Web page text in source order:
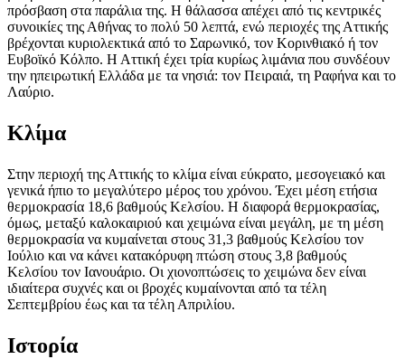
πρόσβαση στα παράλια της. Η θάλασσα απέχει από τις κεντρικές
συνοικίες της Αθήνας το πολύ 50 λεπτά, ενώ περιοχές της Αττικής
βρέχονται κυριολεκτικά από το Σαρωνικό, τον Κορινθιακό ή τον
Ευβοϊκό Κόλπο. Η Αττική έχει τρία κυρίως λιμάνια που συνδέουν
την ηπειρωτική Ελλάδα με τα νησιά: τον Πειραιά, τη Ραφήνα και το
Λαύριο.
Κλίμα
Στην περιοχή της Αττικής το κλίμα είναι εύκρατο, μεσογειακό και
γενικά ήπιο το μεγαλύτερο μέρος του χρόνου. Έχει μέση ετήσια
θερμοκρασία 18,6 βαθμούς Κελσίου. Η διαφορά θερμοκρασίας,
όμως, μεταξύ καλοκαιριού και χειμώνα είναι μεγάλη, με τη μέση
θερμοκρασία να κυμαίνεται στους 31,3 βαθμούς Κελσίου τον
Ιούλιο και να κάνει κατακόρυφη πτώση στους 3,8 βαθμούς
Κελσίου τον Ιανουάριο. Οι χιονοπτώσεις το χειμώνα δεν είναι
ιδιαίτερα συχνές και οι βροχές κυμαίνονται από τα τέλη
Σεπτεμβρίου έως και τα τέλη Απριλίου.
Ιστορία